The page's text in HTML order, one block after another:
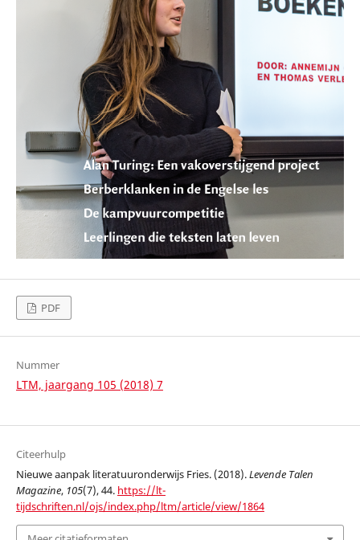
PDF
Nummer
LTM, jaargang 105 (2018) 7
Citeerhulp
Nieuwe aanpak literatuuronderwijs Fries. (2018).Levende Talen
Magazine, 105(7), 44. https://lt-
tijdschriften.nl/ojs/index.php/ltm/article/view/1864